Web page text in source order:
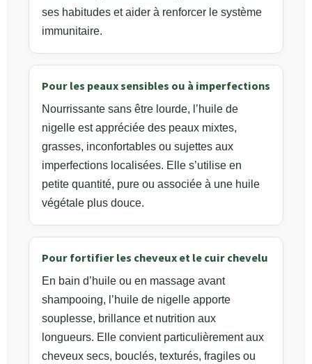
ses habitudes et aider à renforcer le système
immunitaire.
Pour les peaux sensibles ou à imperfections
Nourrissante sans être lourde, l’huile de
nigelle est appréciée des peaux mixtes,
grasses, inconfortables ou sujettes aux
imperfections localisées. Elle s’utilise en
petite quantité, pure ou associée à une huile
végétale plus douce.
Pour fortifier les cheveux et le cuir chevelu
En bain d’huile ou en massage avant
shampooing, l’huile de nigelle apporte
souplesse, brillance et nutrition aux
longueurs. Elle convient particulièrement aux
cheveux secs, bouclés, texturés, fragiles ou